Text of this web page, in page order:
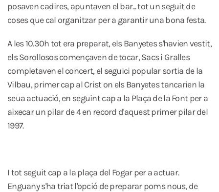
posaven cadires, apuntaven el bar... tot un seguit de
coses que cal organitzar per a garantir una bona festa.
A les 10.30h tot era preparat, els Banyetes s'havien vestit,
els Sorollosos començaven de tocar, Sacs i Gralles
completaven el concert, el seguici popular sortia de la
Vilbau, primer cap al Crist on els Banyetes tancarien la
seua actuació, en seguint cap a la Plaça de la Font per a
aixecar un pilar de 4 en record d'aquest primer pilar del
1997.
I tot seguit cap a la plaça del Fogar per a actuar.
Enguany s'ha triat l'opció de preparar poms nous, de